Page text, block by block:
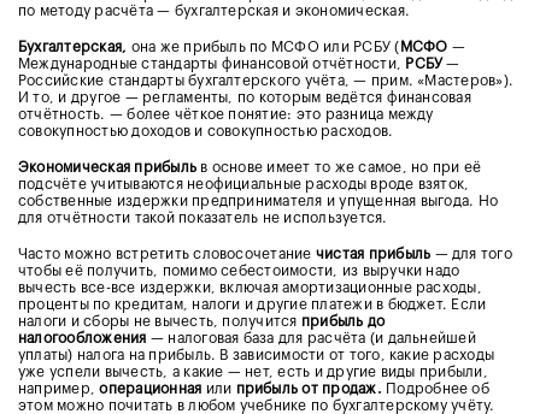
по методу расчёта — бухгалтерская и экономическая.
Бухгалтерская, она же прибыль по МСФО или РСБУ ( МСФО —
Международные стандарты финансовой отчётности,
РСБУ—
Российские стандарты бухгалтерского учёта, — прим. «Мастеров»).
И то, и другое — регламенты, по которым ведётся финансовая
отчётность. — более чёткое понятие: это разница между
совокупностью доходов и совокупностью расходов.
Экономическая прибыль в основе имеет то же самое, но при её
подсчёте учитываются неофициальные расходы вроде взяток,
собственные издержки предпринимателя и упущенная выгода. Но
для отчётности такой показатель не используется.
Часто можно встретить словосочетание чистая прибыль — для того
чтобы её получить, помимо себестоимости, из выручки надо
вычесть все-все издержки, включая амортизационные расходы,
проценты по кредитам, налоги и другие платежи в бюджет. Если
налоги и сборы не вычесть, получится прибыль до
налогообложения — налоговая база для расчёта (и дальнейшей
уплаты) налога на прибыль. В зависимости от того, какие расходы
уже успели вычесть, а какие — нет, есть и другие виды прибыли,
например,операционная или прибыль от продаж. Подробнее об
этом можно почитать в любом учебнике по бухгалтерскому учёту.